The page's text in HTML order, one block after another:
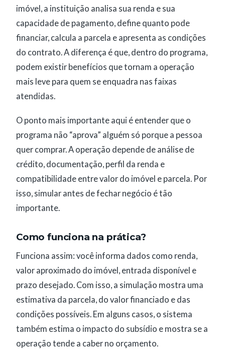
imóvel, a instituição analisa sua renda e sua
capacidade de pagamento, define quanto pode
financiar, calcula a parcela e apresenta as condições
do contrato. A diferença é que, dentro do programa,
podem existir benefícios que tornam a operação
mais leve para quem se enquadra nas faixas
atendidas.
O ponto mais importante aqui é entender que o
programa não “aprova” alguém só porque a pessoa
quer comprar. A operação depende de análise de
crédito, documentação, perfil da renda e
compatibilidade entre valor do imóvel e parcela. Por
isso, simular antes de fechar negócio é tão
importante.
Como funciona na prática?
Funciona assim: você informa dados como renda,
valor aproximado do imóvel, entrada disponível e
prazo desejado. Com isso, a simulação mostra uma
estimativa da parcela, do valor financiado e das
condições possíveis. Em alguns casos, o sistema
também estima o impacto do subsídio e mostra se a
operação tende a caber no orçamento.